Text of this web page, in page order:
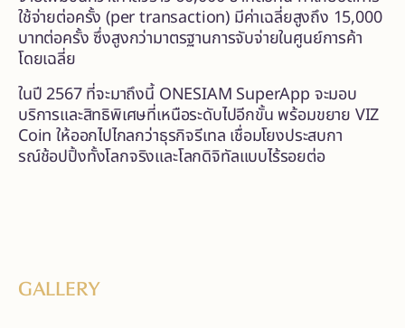
ใช้จ่ายต่อครั้ง (per transaction) มีค่าเฉลี่ยสูงถึง 15,000
บาทต่อครั้ง ซึ่งสูงกว่ามาตรฐานการจับจ่ายในศูนย์การค้า
โดยเฉลี่ย
ในปี 2567 ที่จะมาถึงนี้ ONESIAM SuperApp จะมอบ
บริการและสิทธิพิเศษที่เหนือระดับไปอีกขั้น พร้อมขยาย VIZ
Coin ให้ออกไปไกลกว่าธุรกิจรีเทล เชื่อมโยงประสบกา
รณ์ช้อปปิ้งทั้งโลกจริงและโลกดิจิทัลแบบไร้รอยต่อ
GALLERY